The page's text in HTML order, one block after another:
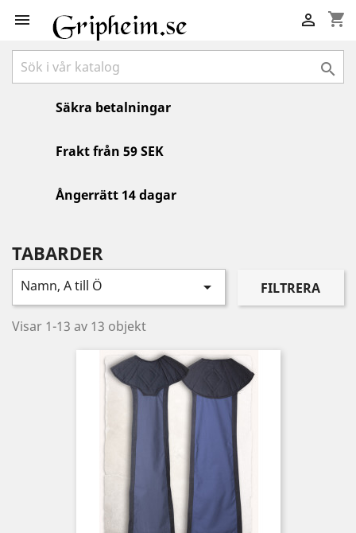
 shopping_cart


Säkra betalningar
Frakt från 59 SEK
Ångerrätt 14 dagar
TABARDER
Namn, A till Ö  FILTRERA
Visar 1-13 av 13 objekt